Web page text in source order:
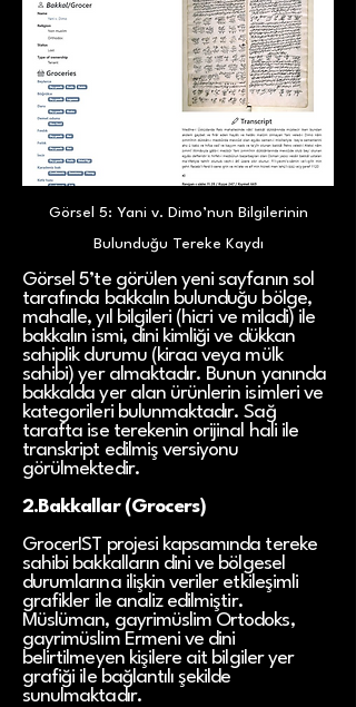
Görsel 5: Yani v. Dimo’nun Bilgilerinin
Bulunduğu Tereke Kaydı
Görsel 5’te görülen yeni sayfanın sol
tarafında bakkalın bulunduğu bölge,
mahalle, yıl bilgileri (hicri ve miladi) ile
bakkalın ismi, dini kimliği ve dükkan
sahiplik durumu (kiracı veya mülk
sahibi) yer almaktadır. Bunun yanında
bakkalda yer alan ürünlerin isimleri ve
kategorileri bulunmaktadır. Sağ
tarafta ise terekenin orijinal hali ile
transkript edilmiş versiyonu
görülmektedir.
2.Bakkallar (Grocers)
GrocerIST projesi kapsamında tereke
sahibi bakkalların dini ve bölgesel
durumlarına ilişkin veriler etkileşimli
grafikler ile analiz edilmiştir.
Müslüman, gayrimüslim Ortodoks,
gayrimüslim Ermeni ve dini
belirtilmeyen kişilere ait bilgiler yer
grafiği ile bağlantılı şekilde
sunulmaktadır.